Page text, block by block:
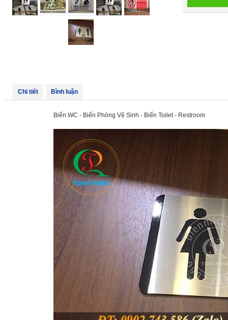
Chi tiết Bình luận
Biển WC - Biển Phòng Vệ Sinh - Biển Toilet - Restroom